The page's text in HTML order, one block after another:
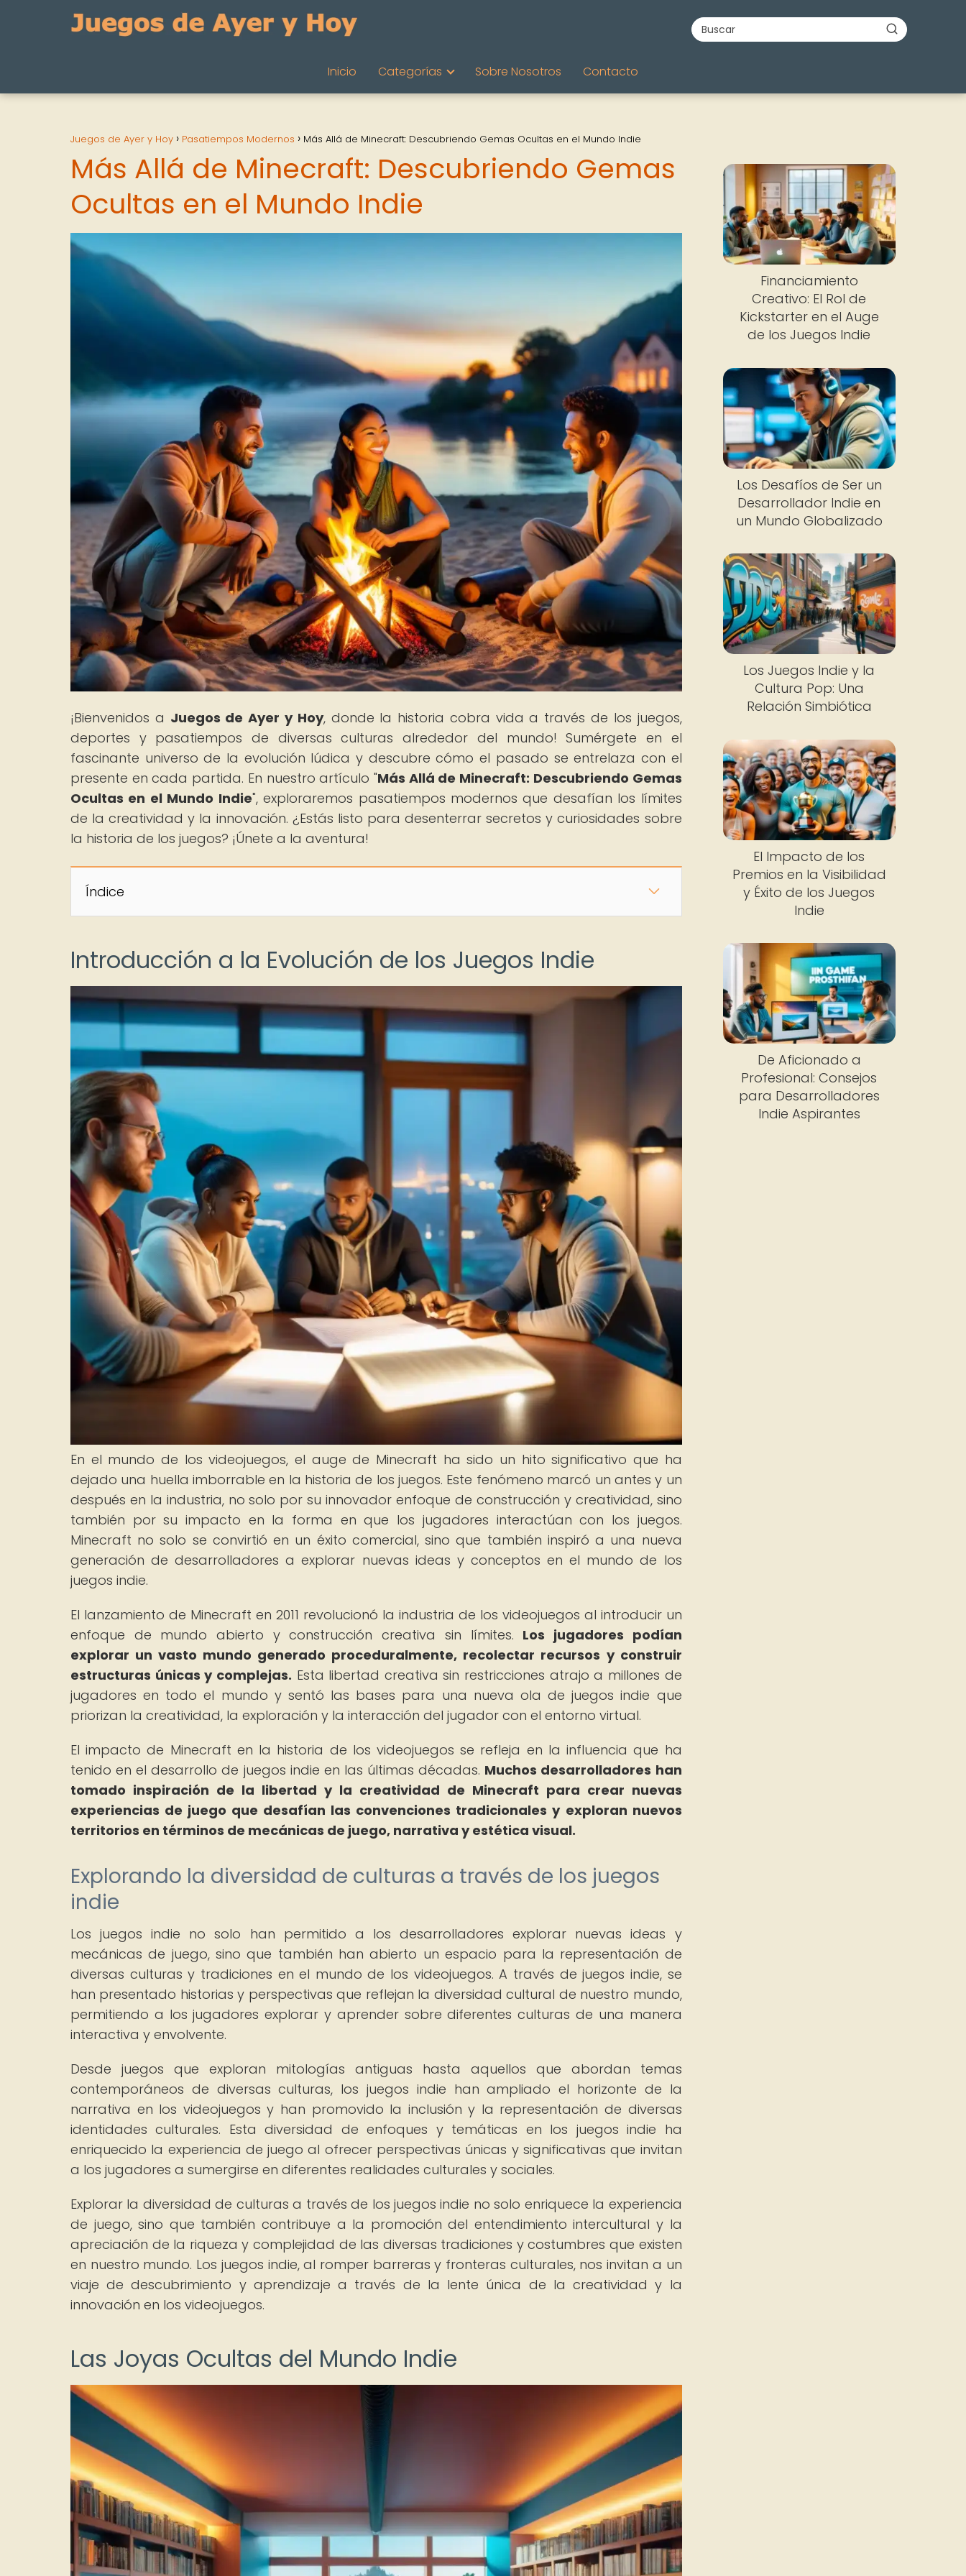
Inicio Categorías Sobre Nosotros Contacto
Juegos de Ayer y Hoy Pasatiempos Modernos Más Allá de Minecraft: Descubriendo Gemas Ocultas en el Mundo Indie
Más Allá de Minecraft: Descubriendo Gemas
Ocultas en el Mundo Indie
¡Bienvenidos a Juegos de Ayer y Hoy, donde la historia cobra vida a través de los juegos,
deportes y pasatiempos de diversas culturas alrededor del mundo! Sumérgete en el
fascinante universo de la evolución lúdica y descubre cómo el pasado se entrelaza con el
presente en cada partida. En nuestro artículo "Más Allá de Minecraft: Descubriendo Gemas
Ocultas en el Mundo Indie", exploraremos pasatiempos modernos que desafían los límites
de la creatividad y la innovación. ¿Estás listo para desenterrar secretos y curiosidades sobre
la historia de los juegos? ¡Únete a la aventura!
Índice
Introducción a la Evolución de los Juegos Indie
En el mundo de los videojuegos, el auge de Minecraft ha sido un hito significativo que ha
dejado una huella imborrable en la historia de los juegos. Este fenómeno marcó un antes y un
después en la industria, no solo por su innovador enfoque de construcción y creatividad, sino
también por su impacto en la forma en que los jugadores interactúan con los juegos.
Minecraft no solo se convirtió en un éxito comercial, sino que también inspiró a una nueva
generación de desarrolladores a explorar nuevas ideas y conceptos en el mundo de los
juegos indie.
El lanzamiento de Minecraft en 2011 revolucionó la industria de los videojuegos al introducir un
enfoque de mundo abierto y construcción creativa sin límites. Los jugadores podían
explorar un vasto mundo generado proceduralmente, recolectar recursos y construir
estructuras únicas y complejas. Esta libertad creativa sin restricciones atrajo a millones de
jugadores en todo el mundo y sentó las bases para una nueva ola de juegos indie que
priorizan la creatividad, la exploración y la interacción del jugador con el entorno virtual.
El impacto de Minecraft en la historia de los videojuegos se refleja en la influencia que ha
tenido en el desarrollo de juegos indie en las últimas décadas. Muchos desarrolladores han
tomado inspiración de la libertad y la creatividad de Minecraft para crear nuevas
experiencias de juego que desafían las convenciones tradicionales y exploran nuevos
territorios en términos de mecánicas de juego, narrativa y estética visual.
Explorando la diversidad de culturas a través de los juegos
indie
Los juegos indie no solo han permitido a los desarrolladores explorar nuevas ideas y
mecánicas de juego, sino que también han abierto un espacio para la representación de
diversas culturas y tradiciones en el mundo de los videojuegos. A través de juegos indie, se
han presentado historias y perspectivas que reflejan la diversidad cultural de nuestro mundo,
permitiendo a los jugadores explorar y aprender sobre diferentes culturas de una manera
interactiva y envolvente.
Desde juegos que exploran mitologías antiguas hasta aquellos que abordan temas
contemporáneos de diversas culturas, los juegos indie han ampliado el horizonte de la
narrativa en los videojuegos y han promovido la inclusión y la representación de diversas
identidades culturales. Esta diversidad de enfoques y temáticas en los juegos indie ha
enriquecido la experiencia de juego al ofrecer perspectivas únicas y significativas que invitan
a los jugadores a sumergirse en diferentes realidades culturales y sociales.
Explorar la diversidad de culturas a través de los juegos indie no solo enriquece la experiencia
de juego, sino que también contribuye a la promoción del entendimiento intercultural y la
apreciación de la riqueza y complejidad de las diversas tradiciones y costumbres que existen
en nuestro mundo. Los juegos indie, al romper barreras y fronteras culturales, nos invitan a un
viaje de descubrimiento y aprendizaje a través de la lente única de la creatividad y la
innovación en los videojuegos.
Las Joyas Ocultas del Mundo Indie
Financiamiento
Creativo: El Rol de
Kickstarter en el Auge
de los Juegos Indie
Los Desafíos de Ser un
Desarrollador Indie en
un Mundo Globalizado
Los Juegos Indie y la
Cultura Pop: Una
Relación Simbiótica
El Impacto de los
Premios en la Visibilidad
y Éxito de los Juegos
Indie
De Aficionado a
Profesional: Consejos
para Desarrolladores
Indie Aspirantes